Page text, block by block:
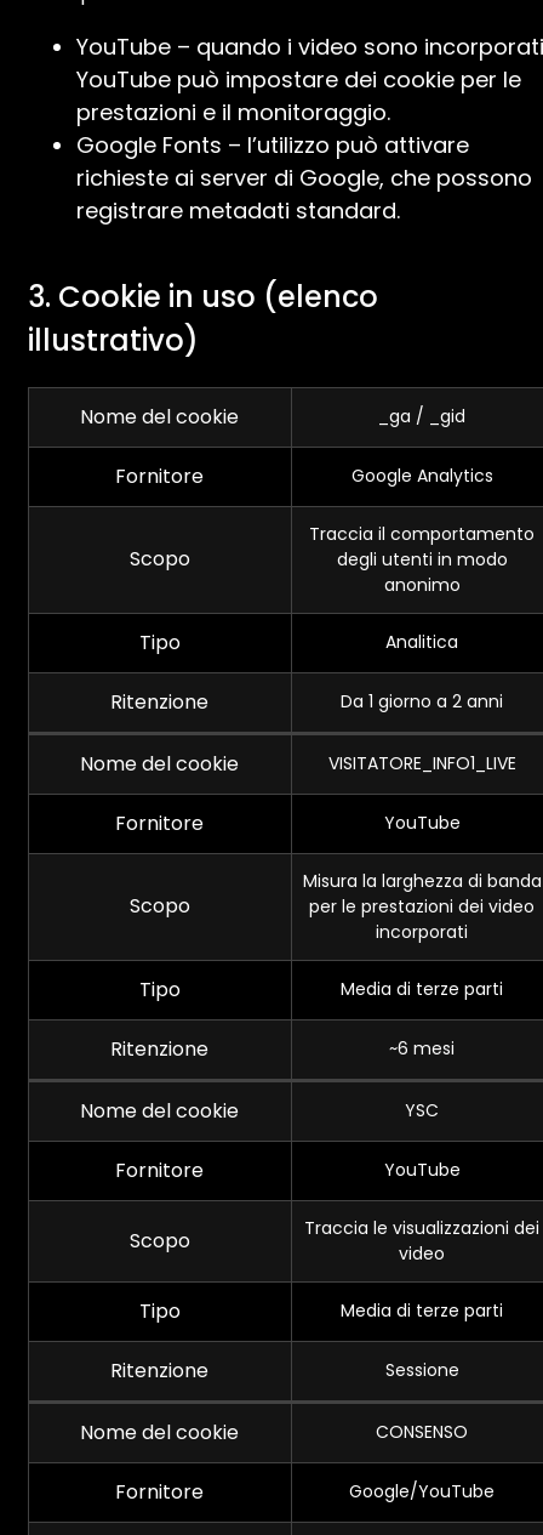
YouTube – quando i video sono
YouTube può impostare dei cookie per le
prestazioni e il monitoraggio.
Google Fonts – l’utilizzo può attivare
richieste ai server di Google, che possono
registrare metadati standard.
3. Cookie in uso (elenco
illustrativo)
Nome del cookie _ga / _gid
Fornitore Google Analytics
Scopo
Traccia il comportamento
degli utenti in modo
anonimo
Tipo Analitica
Ritenzione Da 1 giorno a 2 anni
Nome del cookie VISITATORE_INFO1_LIVE
Fornitore YouTube
Scopo
Misura la larghezza di banda
per le prestazioni dei video
incorporati
Tipo Media di terze parti
Ritenzione ~6 mesi
Nome del cookie YSC
Fornitore YouTube
Scopo
Traccia le visualizzazioni dei
video
Tipo Media di terze parti
Ritenzione Sessione
Nome del cookie CONSENSO
Fornitore Google/YouTube